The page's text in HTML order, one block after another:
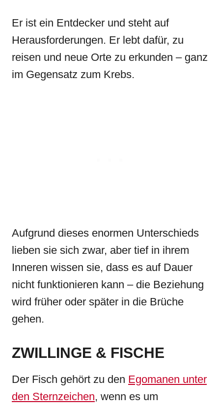
Er ist ein Entdecker und steht auf
Herausforderungen. Er lebt dafür, zu
reisen und neue Orte zu erkunden – ganz
im Gegensatz zum Krebs.
Aufgrund dieses enormen Unterschieds
lieben sie sich zwar, aber tief in ihrem
Inneren wissen sie, dass es auf Dauer
nicht funktionieren kann – die Beziehung
wird früher oder später in die Brüche
gehen.
ZWILLINGE & FISCHE
Der Fisch gehört zu den Egomanen unter
den Sternzeichen, wenn es um